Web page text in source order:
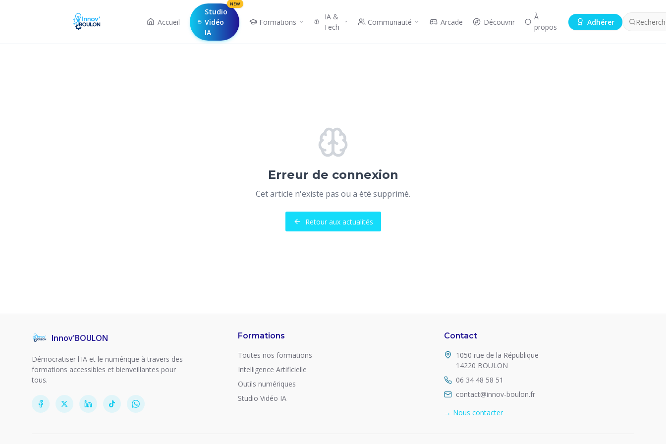
Accueil
Studio
Vidéo
IA
NEW
Formations
IA &
Tech
Communauté Arcade Découvrir
À
propos
Adhérer
Erreur de connexion
Cet article n'existe pas ou a été supprimé.
Retour aux actualités
Innov'BOULON
Démocratiser l'IA et le numérique à travers des
formations accessibles et bienveillantes pour
tous.
Formations
Toutes nos formations
Intelligence Artificielle
Outils numériques
Studio Vidéo IA
Contact
1050 rue de la République
14220 BOULON
06 34 48 58 51
contact@innov-boulon.fr
→ Nous contacter